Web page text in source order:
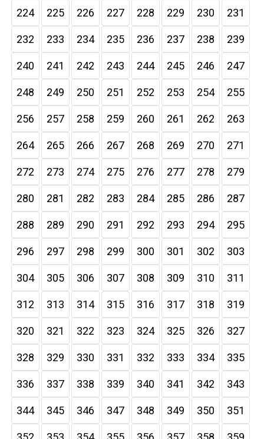
224 225 226 227 228 229 230 231
232 233 234 235 236 237 238 239
240 241 242 243 244 245 246 247
248 249 250 251 252 253 254 255
256 257 258 259 260 261 262 263
264 265 266 267 268 269 270 271
272 273 274 275 276 277 278 279
280 281 282 283 284 285 286 287
288 289 290 291 292 293 294 295
296 297 298 299 300 301 302 303
304 305 306 307 308 309 310 311
312 313 314 315 316 317 318 319
320 321 322 323 324 325 326 327
328 329 330 331 332 333 334 335
336 337 338 339 340 341 342 343
344 345 346 347 348 349 350 351